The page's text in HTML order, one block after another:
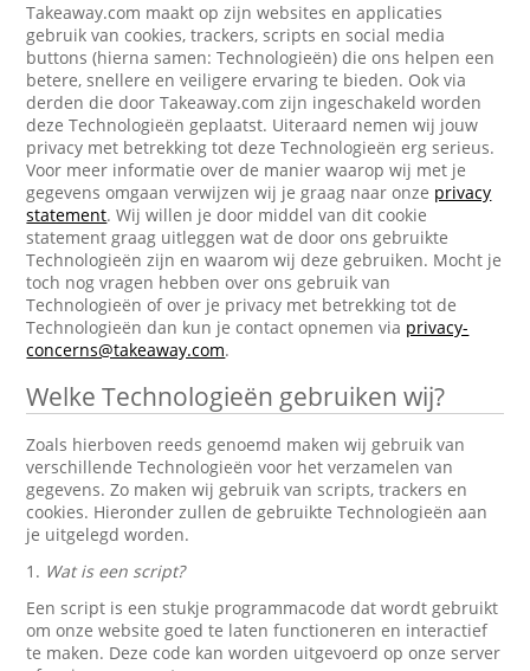
Takeaway.com maakt op zijn websites en applicaties
gebruik van cookies, trackers, scripts en social media
buttons (hierna samen: Technologieën) die ons helpen een
betere, snellere en veiligere ervaring te bieden. Ook via
derden die door Takeaway.com zijn ingeschakeld worden
deze Technologieën geplaatst. Uiteraard nemen wij jouw
privacy met betrekking tot deze Technologieën erg serieus.
Voor meer informatie over de manier waarop wij met je
gegevens omgaan verwijzen wij je graag naar onze privacy
statement. Wij willen je door middel van dit cookie
statement graag uitleggen wat de door ons gebruikte
Technologieën zijn en waarom wij deze gebruiken. Mocht je
toch nog vragen hebben over ons gebruik van
Technologieën of over je privacy met betrekking tot de
Technologieën dan kun je contact opnemen via privacy-
concerns@takeaway.com.
Welke Technologieën gebruiken wij?
Zoals hierboven reeds genoemd maken wij gebruik van
verschillende Technologieën voor het verzamelen van
gegevens. Zo maken wij gebruik van scripts, trackers en
cookies. Hieronder zullen de gebruikte Technologieën aan
je uitgelegd worden.
1. Wat is een script?
Een script is een stukje programmacode dat wordt gebruikt
om onze website goed te laten functioneren en interactief
te maken. Deze code kan worden uitgevoerd op onze server